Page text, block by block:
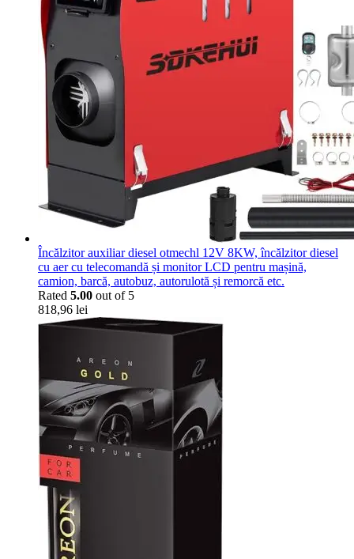
Încălzitor auxiliar diesel otmechl 12V 8KW, încălzitor diesel
cu aer cu telecomandă și monitor LCD pentru mașină,
camion, barcă, autobuz, autorulotă și remorcă etc.
Rated 5.00 out of 5
818,96 lei